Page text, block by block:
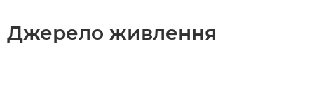
Джерело живлення